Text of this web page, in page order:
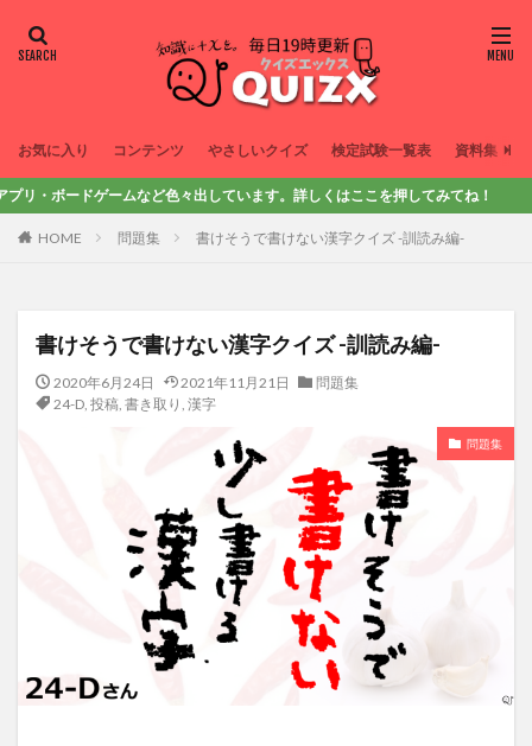
お気に入り コンテンツ やさしいクイズ 検定試験一覧表 資料集
ど色々出しています。詳しくはここを押してみてね！
HOME 問題集 書けそうで書けない漢字クイズ -訓読み編-
書けそうで書けない漢字クイズ -訓読み編-
2020年6月24日 2021年11月21日
問題集
24-D, 投稿, 書き取り , 漢字
問題集